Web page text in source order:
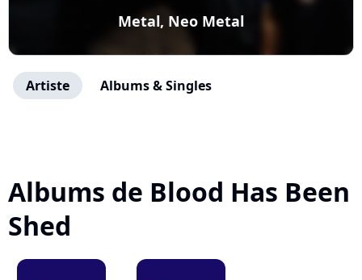
Metal, Neo Metal
Artiste Albums & Singles
Albums de Blood Has Been
Shed